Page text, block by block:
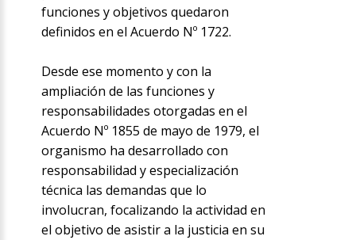
funciones y objetivos quedaron
definidos en el Acuerdo Nº 1722.
Desde ese momento y con la
ampliación de las funciones y
responsabilidades otorgadas en el
Acuerdo Nº 1855 de mayo de 1979, el
organismo ha desarrollado con
responsabilidad y especialización
técnica las demandas que lo
involucran, focalizando la actividad en
el objetivo de asistir a la justicia en su